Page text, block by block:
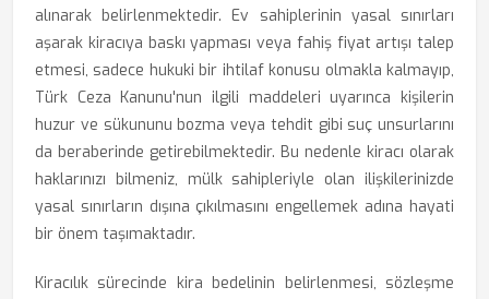
alınarak belirlenmektedir. Ev sahiplerinin yasal sınırları
aşarak kiracıya baskı yapması veya fahiş fiyat artışı talep
etmesi, sadece hukuki bir ihtilaf konusu olmakla kalmayıp,
Türk Ceza Kanunu'nun ilgili maddeleri uyarınca kişilerin
huzur ve sükununu bozma veya tehdit gibi suç unsurlarını
da beraberinde getirebilmektedir. Bu nedenle kiracı olarak
haklarınızı bilmeniz, mülk sahipleriyle olan ilişkilerinizde
yasal sınırların dışına çıkılmasını engellemek adına hayati
bir önem taşımaktadır.
Kiracılık sürecinde kira bedelinin belirlenmesi, sözleşme